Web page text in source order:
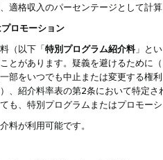
適格収入のパーセンテージとして計
ロモーション
（以下「特別プログラム紹介料」と
とがあります。疑義を避けるために
部をいつでも中止または変更する権
、紹介料率表の第2条において特定
も、特別プログラムまたはプロモー
料が利用可能です。